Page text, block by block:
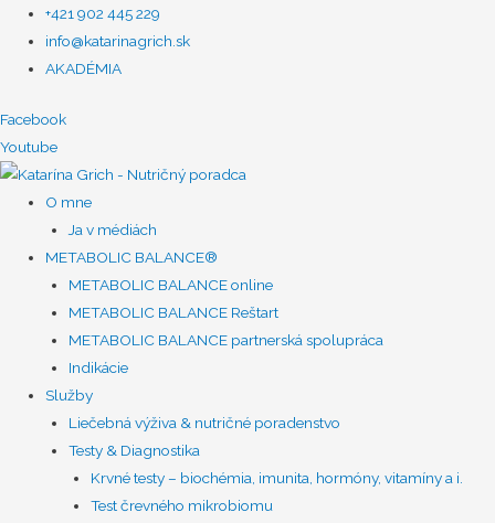
+421 902 445 229
info@katarinagrich.sk
AKADÉMIA
Facebook
Youtube
O mne
Ja v médiách
METABOLIC BALANCE®
METABOLIC BALANCE online
METABOLIC BALANCE Reštart
METABOLIC BALANCE partnerská spolupráca
Indikácie
Služby
Liečebná výživa & nutričné poradenstvo
Testy & Diagnostika
Krvné testy – biochémia, imunita, hormóny, vitamíny a i.
Test črevného mikrobiomu